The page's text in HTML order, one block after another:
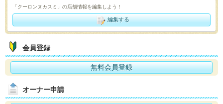
「クーロンヌカスミ」の店舗情報を編集しよう！
編集する
会員登録
無料会員登録
オーナー申請